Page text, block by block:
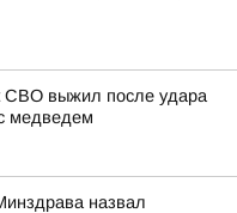
СВО выжил после удара
медведем
назвал